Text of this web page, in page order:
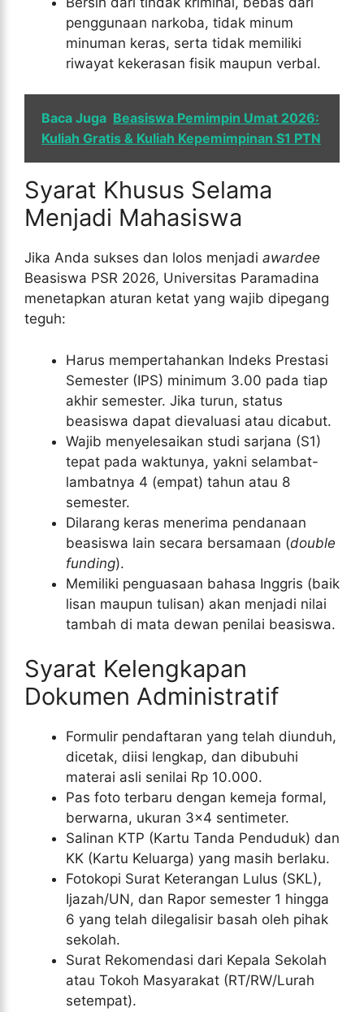
penggunaan narkoba, tidak minum
minuman keras, serta tidak memiliki
riwayat kekerasan fisik maupun verbal.
Baca Juga Beasiswa Pemimpin Umat 2026:
Kuliah Gratis & Kuliah Kepemimpinan S1 PTN
Syarat Khusus Selama
Menjadi Mahasiswa
Jika Anda sukses dan lolos menjadi awardee
Beasiswa PSR 2026, Universitas Paramadina
menetapkan aturan ketat yang wajib dipegang
teguh:
Harus mempertahankan Indeks Prestasi
Semester (IPS) minimum 3.00 pada tiap
akhir semester. Jika turun, status
beasiswa dapat dievaluasi atau dicabut.
Wajib menyelesaikan studi sarjana (S1)
tepat pada waktunya, yakni selambat-
lambatnya 4 (empat) tahun atau 8
semester.
Dilarang keras menerima pendanaan
beasiswa lain secara bersamaan (double
funding).
Memiliki penguasaan bahasa Inggris (baik
lisan maupun tulisan) akan menjadi nilai
tambah di mata dewan penilai beasiswa.
Syarat Kelengkapan
Dokumen Administratif
Formulir pendaftaran yang telah diunduh,
dicetak, diisi lengkap, dan dibubuhi
materai asli senilai Rp 10.000.
Pas foto terbaru dengan kemeja formal,
berwarna, ukuran 3×4 sentimeter.
Salinan KTP (Kartu Tanda Penduduk) dan
KK (Kartu Keluarga) yang masih berlaku.
Fotokopi Surat Keterangan Lulus (SKL),
Ijazah/UN, dan Rapor semester 1 hingga
6 yang telah dilegalisir basah oleh pihak
sekolah.
Surat Rekomendasi dari Kepala Sekolah
atau Tokoh Masyarakat (RT/RW/Lurah
setempat).